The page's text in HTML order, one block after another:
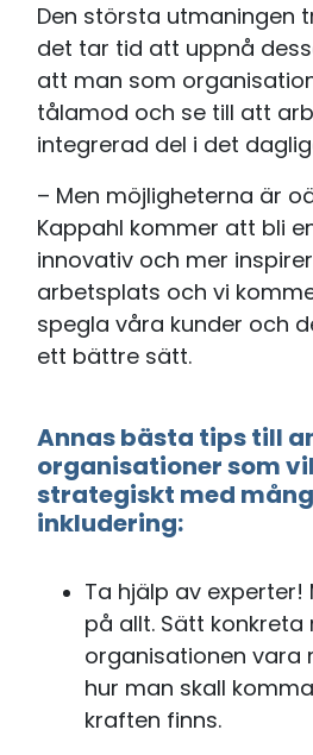
Den största utmaningen
det tar tid att uppnå
att man som
tålamod och se till att
integrerad del i det
– Men möjligheterna är
Kappahl kommer att bli
innovativ och mer
arbetsplats och vi
spegla våra kunder och
ett bättre sätt.
Annas bästa tips till
organisationer som
strategiskt med
inkludering:
Ta hjälp av
på allt. Sätt
organisationen vara
hur man skall
kraften finns.